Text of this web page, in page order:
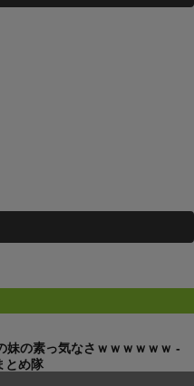
妹の素っ気なさｗｗｗｗｗｗ -
とめ隊